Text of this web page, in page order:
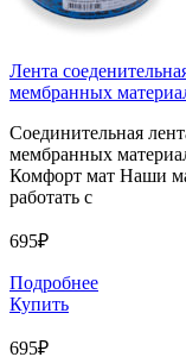
Лента
мембранных
Соединительная
мембранных
Комфорт мат Наши
работать с
695₽
Подробнее
Купить
695₽